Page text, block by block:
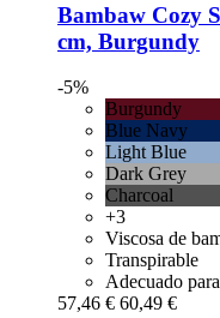
Bambaw Cozy
cm, Burgundy
-5%
Burgundy
Blue Navy
Light Blue
Dark Grey
Charcoal
+3
Viscosa de
Transpirable
Adecuado
57,46 € 60,49 €